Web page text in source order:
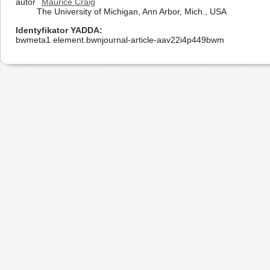
The University of Michigan, Ann Arbor, Mich., USA
Identyfikator YADDA
bwmeta1.element.bwnjournal-article-aav22i4p449bwm